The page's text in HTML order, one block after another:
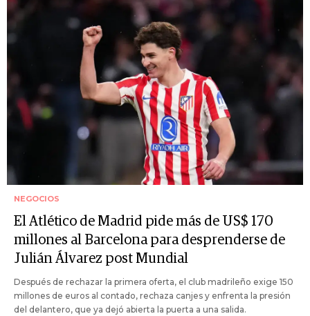
NEGOCIOS
El Atlético de Madrid pide más de US$ 170
millones al Barcelona para desprenderse de
Julián Álvarez post Mundial
Después de rechazar la primera oferta, el club madrileño exige 150
millones de euros al contado, rechaza canjes y enfrenta la presión
del delantero, que ya dejó abierta la puerta a una salida.